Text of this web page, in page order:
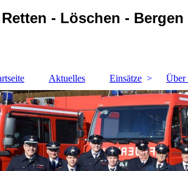
Retten - Löschen -
Aktuelles Einsätze Über